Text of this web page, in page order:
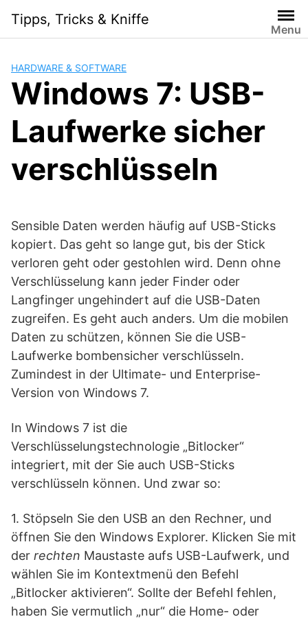
content
Tipps, Tricks & Kniffe
Menu
HARDWARE & SOFTWARE
Windows 7: USB-
Laufwerke sicher
verschlüsseln
Sensible Daten werden häufig auf USB-Sticks
kopiert. Das geht so lange gut, bis der Stick
verloren geht oder gestohlen wird. Denn ohne
Verschlüsselung kann jeder Finder oder
Langfinger ungehindert auf die USB-Daten
zugreifen. Es geht auch anders. Um die mobilen
Daten zu schützen, können Sie die USB-
Laufwerke bombensicher verschlüsseln.
Zumindest in der Ultimate- und Enterprise-
Version von Windows 7.
In Windows 7 ist die
Verschlüsselungstechnologie „Bitlocker“
integriert, mit der Sie auch USB-Sticks
verschlüsseln können. Und zwar so:
1. Stöpseln Sie den USB an den Rechner, und
öffnen Sie den Windows Explorer. Klicken Sie mit
der rechten Maustaste aufs USB-Laufwerk, und
wählen Sie im Kontextmenü den Befehl
„Bitlocker aktivieren“. Sollte der Befehl fehlen,
haben Sie vermutlich „nur“ die Home- oder